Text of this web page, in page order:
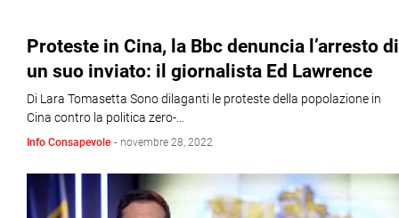
Proteste in Cina, la Bbc denuncia l’arresto di
un suo inviato: il giornalista Ed Lawrence
Di Lara Tomasetta Sono dilaganti le proteste della popolazione in
Cina contro la politica zero-…
Info Consapevole - novembre 28, 2022